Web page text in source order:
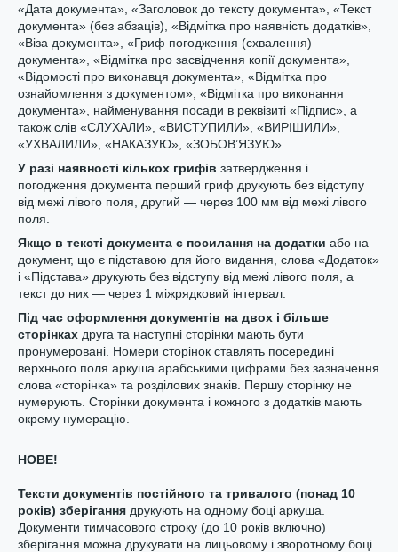
«Дата документа», «Заголовок до тексту документа», «Текст
документа» (без абзаців), «Відмітка про наявність додатків»,
«Віза документа», «Гриф погодження (схвалення)
документа», «Відмітка про засвідчення копії документа»,
«Відомості про виконавця документа», «Відмітка про
ознайомлення з документом», «Відмітка про виконання
документа», найменування посади в реквізиті «Підпис», а
також слів «СЛУХАЛИ», «ВИСТУПИЛИ», «ВИРІШИЛИ»,
«УХВАЛИЛИ», «НАКАЗУЮ», «ЗОБОВ’ЯЗУЮ».
У разі наявності кількох грифів затвердження і
погодження документа перший гриф друкують без відступу
від межі лівого поля, другий — через 100 мм від межі лівого
поля.
Якщо в тексті документа є посилання на додатки або на
документ, що є підставою для його видання, слова «Додаток»
і «Підстава» друкують без відступу від межі лівого поля, а
текст до них — через 1 міжрядковий інтервал.
Під час оформлення документів на двох і більше
сторінках друга та наступні сторінки мають бути
пронумеровані. Номери сторінок ставлять посередині
верхнього поля аркуша арабськими цифрами без зазначення
слова «сторінка» та розділових знаків. Першу сторінку не
нумерують. Сторінки документа і кожного з додатків мають
окрему нумерацію.
НОВЕ!
Тексти документів постійного та тривалого (понад 10
років) зберігання друкують на одному боці аркуша.
Документи тимчасового строку (до 10 років включно)
зберігання можна друкувати на лицьовому і зворотному боці